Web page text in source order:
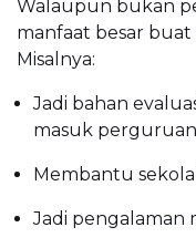
Walaupun bukan
manfaat besar
Misalnya:
Jadi bahan
masuk
Membantu
Jadi pengalaman